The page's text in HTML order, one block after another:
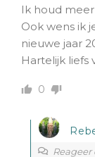
Ik houd
Ook wens ik
nieuwe jaar
Hartelijk liefs
0
Reageer